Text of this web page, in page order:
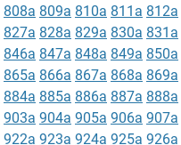
808a 809a 810a 811a 812a
827a 828a 829a 830a 831a
846a 847a 848a 849a 850a
865a 866a 867a 868a 869a
884a 885a 886a 887a 888a
903a 904a 905a 906a 907a
922a 923a 924a 925a 926a